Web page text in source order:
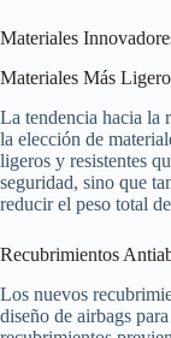
Materiales
Materiales Más
La tendencia hacia la
la elección de
ligeros y resistentes
seguridad, sino que
reducir el peso total
Recubrimientos
Los nuevos
diseño de airbags